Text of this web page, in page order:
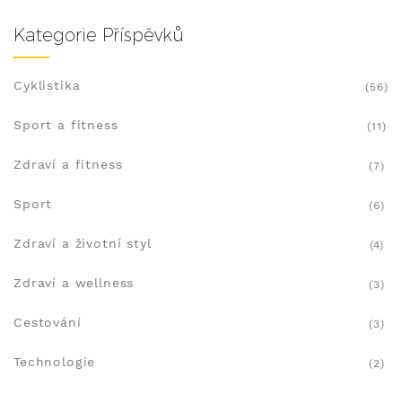
Kategorie Příspěvků
Cyklistika (56)
Sport a fitness (11)
Zdraví a fitness (7)
Sport (6)
Zdraví a životní styl (4)
Zdraví a wellness (3)
Cestování (3)
Technologie (2)